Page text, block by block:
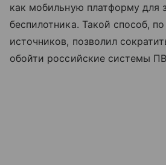
как мобильную платформу для
беспилотника. Такой способ,
источников, позволил
обойти российские системы